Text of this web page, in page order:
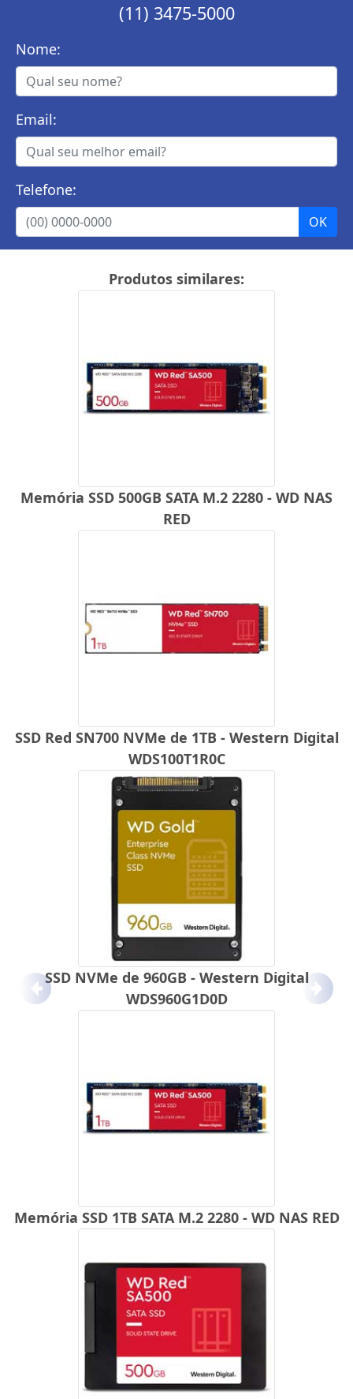
(11) 3475-5000
Nome:
Email:
Telefone:
Produtos similares:
Memória SSD 500GB SATA M.2 2280 - WD NAS
RED
SSD Red SN700 NVMe de 1TB - Western Digital
WDS100T1R0C
SSD NVMe de 960GB - Western Digital
WDS960G1D0D
Memória SSD 1TB SATA M.2 2280 - WD NAS RED
Anterior